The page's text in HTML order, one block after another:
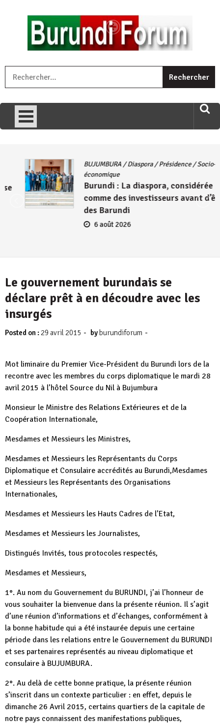
umariye umuryango wawe canke igihugu cakwibarutse .Wewe
uri ngaha ndagusigiye iki kibazo : Uriko ukora iki kugira ngo
BUJUMBURA/Diaspora/Présidence/Socio-
économique
Burundi : La diaspora, considérée
comme des investisseurs avant d’être
des Barundi
6 août 2026
Le gouvernement burundais se
déclare prêt à en découdre avec les
insurgés
Posted on : 29 avril 2015 - by burundiforum -
Mot liminaire du Premier Vice-Président du Burundi lors de la
recontre avec les membres du corps diplomatique le mardi 28
avril 2015 à l’hôtel Source du Nil à Bujumbura
Monsieur le Ministre des Relations Extérieures et de la
Coopération Internationale,
Mesdames et Messieurs les Ministres,
Mesdames et Messieurs les Représentants du Corps
Diplomatique et Consulaire accrédités au Burundi,Mesdames
et Messieurs les Représentants des Organisations
Internationales,
Mesdames et Messieurs les Hauts Cadres de l’Etat,
Mesdames et Messieurs les Journalistes,
Distingués Invités, tous protocoles respectés,
Mesdames et Messieurs,
1°. Au nom du Gouvernement du BURUNDI, j’ai l’honneur de
vous souhaiter la bienvenue dans la présente réunion. Il s’agit
d’une réunion d’informations et d’échanges, conformément à
la bonne habitude qui a été instaurée depuis une certaine
période dans les relations entre le Gouvernement du BURUNDI
et ses partenaires représentés au niveau diplomatique et
consulaire à BUJUMBURA.
2°. Au delà de cette bonne pratique, la présente réunion
s’inscrit dans un contexte particulier : en effet, depuis le
dimanche 26 Avril 2015, certains quartiers de la capitale de
notre pays connaissent des manifestations publiques,